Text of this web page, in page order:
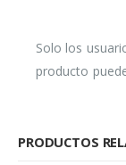
Solo los
producto
PRODUCTOS